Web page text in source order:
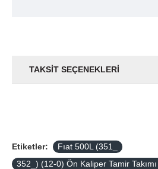
TAKSIT SEÇENEKLERI
Etiketler:
Fıat 500L (351_
352_) (12-0) Ön Kaliper Tamir